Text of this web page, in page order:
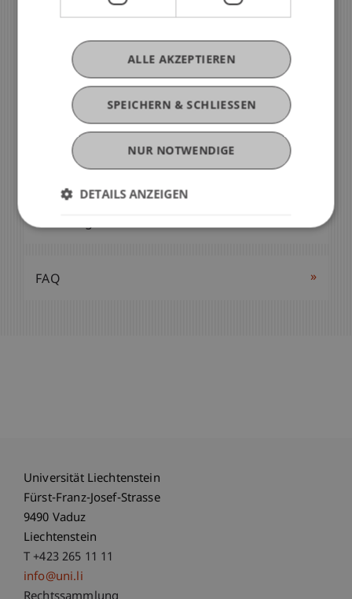
Du hast noch Fragen?
Nimm Kontakt mit uns auf
E-Mail
Beratungstermin vereinbaren
FAQ »
Universität Liechtenstein
Fürst-Franz-Josef-Strasse
9490 Vaduz
Liechtenstein
T +423 265 11 11
info@uni.li
SPEICHERN & SCHLIESSEN
ALLE AKZEPTIEREN
NUR NOTWENDIGE
DETAILS ANZEIGEN